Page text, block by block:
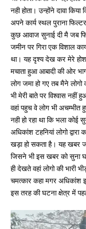
नही होता। उन्होंने दावा
अपने कार्य स्थल पुराना
कुछ आवाज सुनाई दी मै जब
जमीन पर गिरा एक विशाल
था। यह दृश्य देख कर मेरे
मचाता हुआ आबादी की ओर
लोग जमा हो गए तब मैने
भी मेरी बाते पर विश्वास
वहां पहुच वे लोग भी अचम्भीत
नही हो रहा था कि भला कोई
अधिकांश टहनियां लोगो
खड़ा हो सकता है। यह खबर
जिसने भी इस खबर को सुना
ही देखते वहां लोगो की भारी
चमत्कार कहा मगर
इस तरह की घटना क्षेत्र में